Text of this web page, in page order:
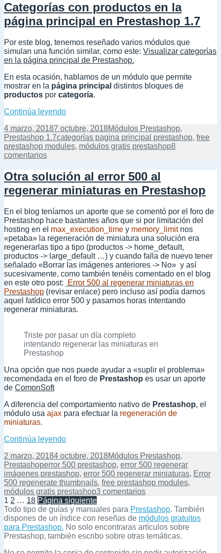
Categorías con productos en la
página principal en Prestashop 1.7
Por este blog, tenemos reseñado varios módulos que
simulan una función similar, como este: Visualizar categorías
en la página principal de Prestashop.
En esta ocasión, hablamos de un módulo que permite
mostrar en la página principal distintos bloques de
productos por categoría.
Continúa leyendoCategorías con productos en la página
Publicado
el
4 marzo, 20187 octubre, 2018Categorías
Módulos Prestashop,
Prestashop 1.7Etiquetas
categorías pagina principal prestashop, free
prestashop modules, módulos gratis prestashop8
comentariosen
con
productos
en
la
página
principal
en
Prestashop
1.7
Otra solución al error 500 al
regenerar miniaturas en Prestashop
En el blog teníamos un aporte que se comentó por el foro de
Prestashop hace bastantes años que si por limitación del
hosting en el max_execution_time y memory_limitnos
«petaba» la regeneración de miniatura una solución era
regenerarlas tipo a tipo (productos -> home_default,
productos -> large_default …) y cuando falla de nuevo tener
señalado «Borrar las imágenes anteriores -> No» y así
sucesivamente, como también tenéis comentado en el blog
en este otro post:
Error 500 al regenerar miniaturas en
Prestashop (revisar enlace) pero incluso así podía darnos
aquel fatídico error 500 y pasarnos horas intentando
regenerar miniaturas.
Triste por pasar un día completo
intentando regenerar las miniaturas en
Prestashop
Una opción que nos puede ayudar a «suplir el problema»
recomendada en el foro de Prestashop es usar un aporte
de ComonSoft
A diferencia del comportamiento nativo de Prestashop, el
módulo usa ajax para efectuar la regeneración de
miniaturas.
Continúa leyendoOtra solución al error 500 al regenerar
Publicado
el
2 marzo, 20184 octubre, 2018Categorías
Módulos Prestashop,
PrestashopEtiquetas
error 500 prestashop, error 500 regenerar
imágenes prestashop, error 500 regenerar miniaturas, Error
500 regenerate thumbnails, free prestashop modules,
módulos gratis prestashop3 comentariosen
solución
al
error
500
Paginación
de
entradas
Página
1 Página
2 … Página
18 Página siguiente
Todo tipo de guías y manuales para Prestashop. También
dispones de un índice con reseñas de módulos gratuitos
para Prestashop. No solo encontraras artículos sobre
Prestashop, también escribo sobre otras temáticas.